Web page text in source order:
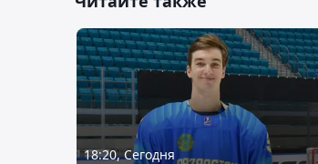
18:20, Сегодня